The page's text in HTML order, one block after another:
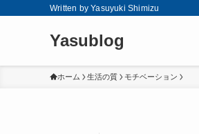
Written by Yasuyuki Shimizu
Yasublog
ホーム 生活の質 モチベーション